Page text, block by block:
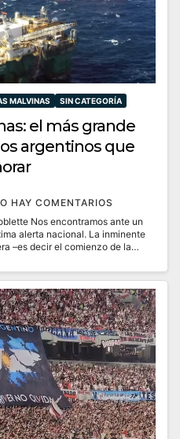
MALVINAS SIN CATEGORÍA
el más grande
argentinos que
HAY COMENTARIOS
Nos encontramos ante un
alerta nacional. La inminente
–es decir el comienzo de la…